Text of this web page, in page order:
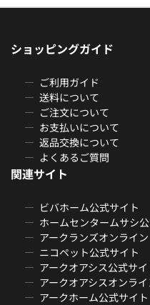
ショッピングガイド
ご利用ガイド
送料について
ご注文について
お支払いについて
返品交換について
よくあるご質問
関連サイト
ビバホーム公式サイト
ホームセンタームサシ
アークランズオンライン
ニコペット公式サイト
アークオアシス公式サイ
アークオアシスオンライ
アークホーム公式サイト